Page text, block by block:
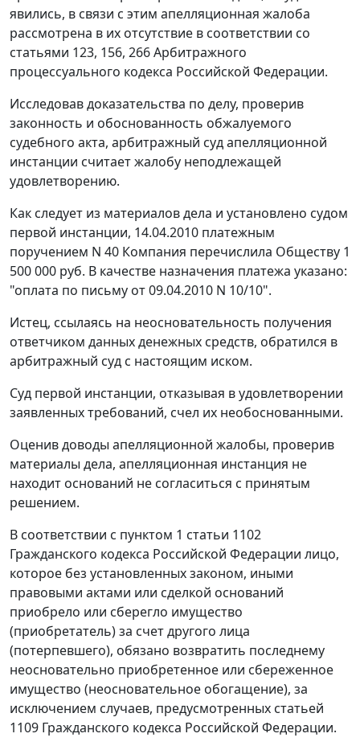
явились, в связи с этим апелляционная жалоба
рассмотрена в их отсутствие в соответствии со
статьями 123, 156, 266Арбитражного
процессуального кодекса Российской Федерации.
Исследовав доказательства по делу, проверив
законность и обоснованность обжалуемого
судебного акта, арбитражный суд апелляционной
инстанции считает жалобу неподлежащей
удовлетворению.
Как следует из материалов дела и установлено судом
первой инстанции, 14.04.2010 платежным
поручением N 40 Компания перечислила Обществу 1
500 000 руб. В качестве назначения платежа указано:
"оплата по письму от 09.04.2010 N 10/10".
Истец, ссылаясь на неосновательность получения
ответчиком данных денежных средств, обратился в
арбитражный суд с настоящим иском.
Суд первой инстанции, отказывая в удовлетворении
заявленных требований, счел их необоснованными.
Оценив доводы апелляционной жалобы, проверив
материалы дела, апелляционная инстанция не
находит оснований не согласиться с принятым
решением.
В соответствии с пунктом 1 статьи 1102
Гражданского кодекса Российской Федерации лицо,
которое без установленных законом, иными
правовыми актами или сделкой оснований
приобрело или сберегло имущество
(приобретатель) за счет другого лица
(потерпевшего), обязано возвратить последнему
неосновательно приобретенное или сбереженное
имущество (неосновательное обогащение), за
исключением случаев, предусмотренных статьей
1109 Гражданского кодекса Российской Федерации.